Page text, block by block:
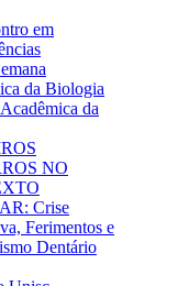
em
da Biologia
da
NO
Crise
Ferimentos e
Dentário